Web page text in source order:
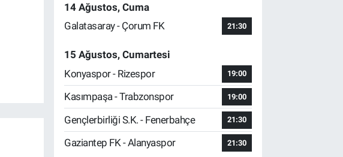
14 Ağustos, Cuma
Galatasaray - Çorum FK
21:30
15 Ağustos, Cumartesi
Konyaspor - Rizespor
19:00
Kasımpaşa - Trabzonspor 19:00
Gençlerbirliği S.K. - Fenerbahçe 21:30
Gaziantep FK - Alanyaspor 21:30